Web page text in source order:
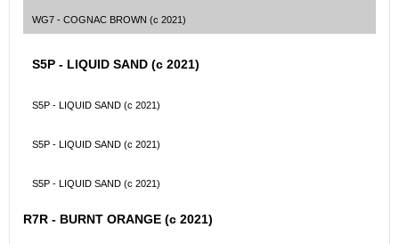
WG7 - COGNAC BROWN (с 2021)
S5P - LIQUID SAND (с 2021)
S5P - LIQUID SAND (с 2021)
S5P - LIQUID SAND (с 2021)
S5P - LIQUID SAND (с 2021)
R7R - BURNT ORANGE (с 2021)